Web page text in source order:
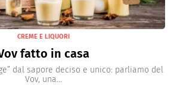
CREME E LIQUORI
fatto in casa
dal sapore deciso e unico: parliamo del
Vov, una...